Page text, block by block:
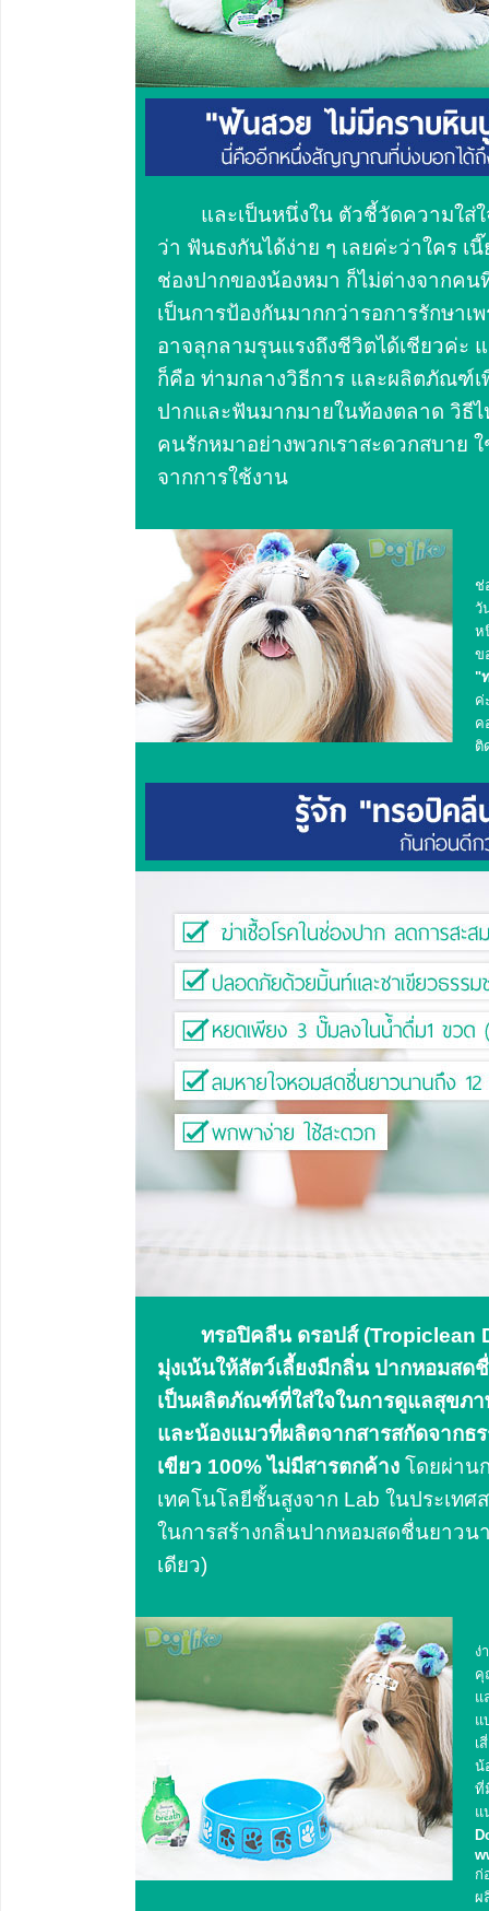
และเป็นหนึ่งใน ตัวชี้วัดความใส่
ว่า ฟันธงกันได้ง่าย ๆ เลยค่ะว่าใคร
ช่องปากของน้องหมา ก็ไม่ต่างจากคน
เป็นการป้องกันมากกว่ารอการรักษา
อาจลุกลามรุนแรงถึงชีวิตได้เชียวค่ะ
ก็คือ ท่ามกลางวิธีการ และผลิตภัณฑ์
ปากและฟันมากมายในท้องตลาด วิธี
คนรักหมาอย่างพวกเราสะดวกสบาย
จากการใช้งาน
ช่
วั
ห
ข
"
ค่
ค
ติ
ทรอปิคลีน ดรอปส์ (Tropiclean
มุ่งเน้นให้สัตว์เลี้ยงมีกลิ่น ปากหอมสด
เป็นผลิตภัณฑ์ที่ใส่ใจในการดูแลสุขภ
และน้องแมวที่ผลิตจากสารสกัดจากธ
เขียว 100% ไม่มีสารตกค้าง โดยผ่าน
เทคโนโลยีชั้นสูงจาก Lab ในประเท
ในการสร้างกลิ่นปากหอมสดชื่นยาวน
เดียว)
ง่
คุ
แ
แ
เ
น้
ที่
แ
ก่
ผ